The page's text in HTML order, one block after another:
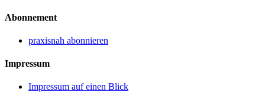
Abonnement
praxisnah abonnieren
Impressum
Impressum auf einen Blick